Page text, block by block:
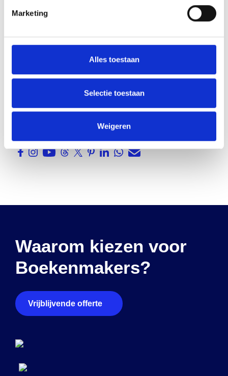
Marketing
Alles toestaan
Selectie toestaan
Weigeren
Deel dit bericht
Waarom kiezen voor
Boekenmakers?
Vrijblijvende offerte